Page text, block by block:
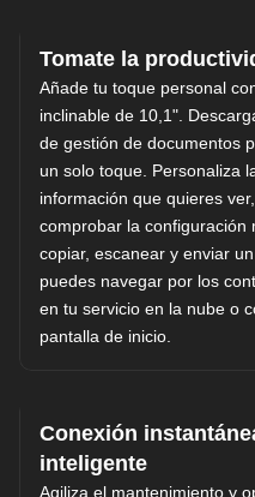
Tomate la
Añade tu toque personal
inclinable de 10,1".
de gestión de documentos
un solo toque. Personaliza
información que quieres
comprobar la configuración
copiar, escanear y enviar
puedes navegar por los
en tu servicio en la nube o
pantalla de inicio.
Conexión
inteligente
Agiliza el mantenimiento y